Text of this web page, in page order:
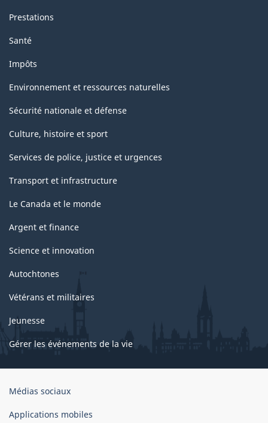
Prestations
Santé
Impôts
Environnement et ressources naturelles
Sécurité nationale et défense
Culture, histoire et sport
Services de police, justice et urgences
Transport et infrastructure
Le Canada et le monde
Argent et finance
Science et innovation
Autochtones
Vétérans et militaires
Jeunesse
Gérer les événements de la vie
Organisation
gouvernement
Médias sociaux
Applications mobiles